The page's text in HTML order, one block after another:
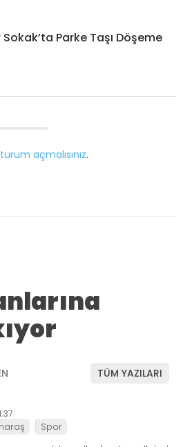
Sokak’ta Parke Taşı Döşeme
açmalısınız.
TÜM YAZILARI
Spor